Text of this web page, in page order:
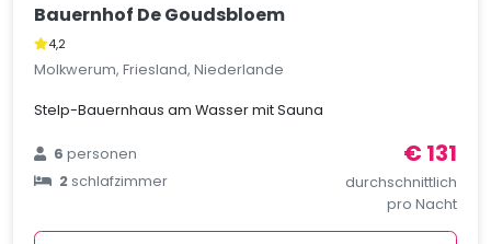
Bauernhof De Goudsbloem
4,2
Molkwerum, Friesland, Niederlande
Stelp-Bauernhaus am Wasser mit Sauna
6personen
2schlafzimmer
€ 131
durchschnittlich
pro Nacht